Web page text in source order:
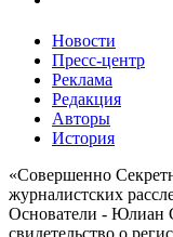
Новости
Пресс-центр
Реклама
Редакция
Авторы
История
«Совершенно
журналистских
Основатели - Юлиан
свидетельство о